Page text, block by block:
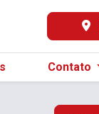
Contato